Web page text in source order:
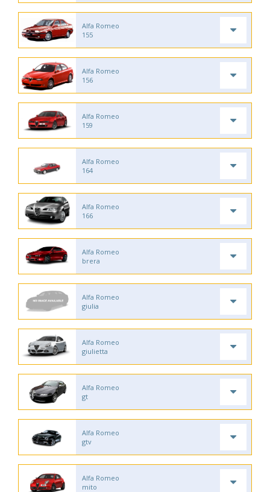
Alfa Romeo
155
Alfa Romeo
156
Alfa Romeo
159
Alfa Romeo
164
Alfa Romeo
166
Alfa Romeo
brera
Alfa Romeo
giulia
Alfa Romeo
giulietta
Alfa Romeo
gt
Alfa Romeo
gtv
Alfa Romeo
mito